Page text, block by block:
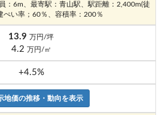
：6m、最寄駅：青山駅、駅距離：2,400m(徒
ぺい率；60％、容積率：200％
13.9 万円/坪
4.2 万円/㎡
+4.5%
地価の推移・動向を表示